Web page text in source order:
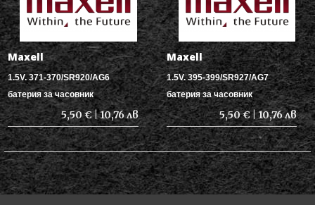
Maxell
1.5V. 371-370/SR920/AG6
батерия за часовник
5,50 € | 10,76 лв
Maxell
1.5V. 395-399/SR927/AG7
батерия за часовник
5,50 € | 10,76 лв